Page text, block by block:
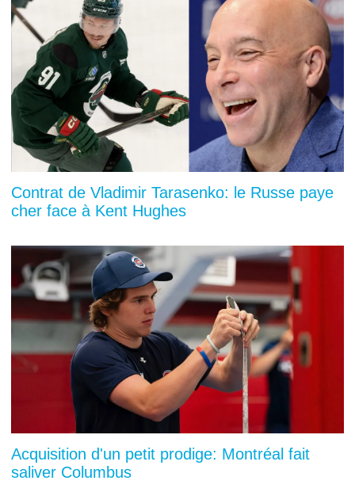
Contrat de Vladimir Tarasenko: le Russe paye
cher face à Kent Hughes
Acquisition d'un petit prodige: Montréal fait
saliver Columbus